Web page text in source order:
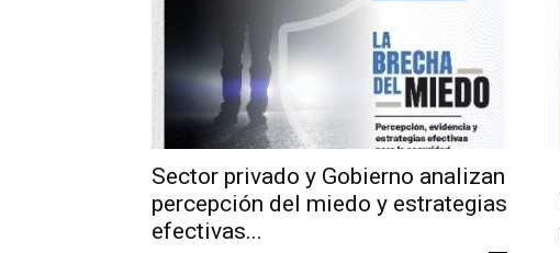
Sector privado y Gobierno analizan
percepción del miedo y estrategias
efectivas...